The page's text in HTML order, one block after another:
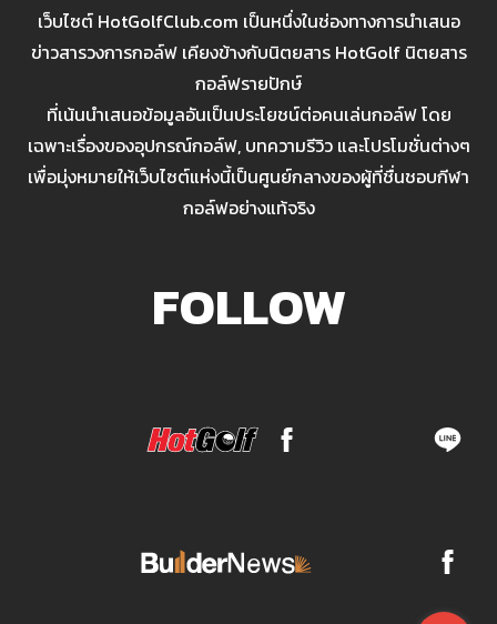
เว็บไซต์ HotGolfClub.com เป็นหนึ่งในช่องทางการนำเสนอ
ข่าวสารวงการกอล์ฟ เคียงข้างกับนิตยสาร HotGolf นิตยสาร
กอล์ฟรายปักษ์
ที่เน้นนำเสนอข้อมูลอันเป็นประโยชน์ต่อคนเล่นกอล์ฟ โดย
เฉพาะเรื่องของอุปกรณ์กอล์ฟ, บทความรีวิว และโปรโมชั่นต่างๆ
เพื่อมุ่งหมายให้เว็บไซต์แห่งนี้เป็นศูนย์กลางของผู้ที่ชื่นชอบกีฬา
กอล์ฟอย่างแท้จริง
FOLLOW